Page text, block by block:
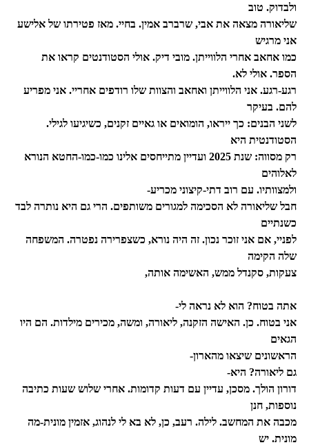
ולבדוק. טוב
שליאורה מצאה את אבי, שרברב אמין. בחיי. מאז פטירתו של אלישע
אני מרגיש
כמו אחאב אחרי הלווייתן. מובי דיק. אולי הסטודנטים קראו את
הספר. אולי לא.
רגע-רגע. אני הלווייתן ואחאב והצוות שלו רודפים אחריי. אני מפריע
להם. בעיקר
לשני הבנים: כך ייראו, הומואים או גאיים זקנים, כשיגיעו לגילי.
הסטודנטית היא
רק מסווה: שנת 2025 ועדיין מתייחסים אלינו כמו-כמו-החטא הנורא
לאלוהים
ולמצוותיו. עם רוב דתי-קיצוני מכריע-
חבל שליאורה לא הסכימה למגורים משותפים. הרי גם היא נותרה לבד
כשנתיים
לפניי, אם אני זוכר נכון. זה היה נורא, כשצפרירה נפטרה. המשפחה
שלה הקימה
צעקות, סקנדל ממש, האשימה אותה,
אתה בטוח? הוא לא נראה לי-
אני בטוח. כן. האישה הזקנה, ליאורה, ומשה, מכירים מילדות. הם היו
הגאים
הראשונים שיצאו מהארון-
גם ליאורה? היא-
דורון הולך. מסכן, עדיין עם דעות קדומות. אחרי שלוש שעות כתיבה
נוספות, חנן
מכבה את המחשב. לילה. רעב, כן, לא בא לי לנהוג, אזמין מונית-מה
מונית. יש